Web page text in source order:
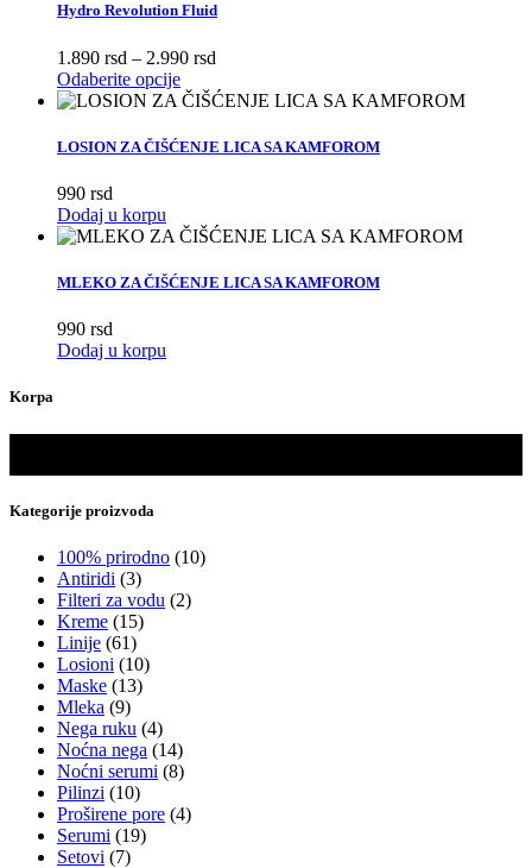
Hydro Revolution Fluid
1.890 rsd – 2.990 rsd
Odaberite opcije
LOSION ZA ČIŠĆENJE LICA SA KAMFOROM
990 rsd
Dodaj u korpu
MLEKO ZA ČIŠĆENJE LICA SA KAMFOROM
990 rsd
Dodaj u korpu
Korpa
Kategorije proizvoda
100% prirodno (10)
Antiridi (3)
Filteri za vodu (2)
Kreme (15)
Linije (61)
Losioni (10)
Maske (13)
Mleka (9)
Nega ruku (4)
Noćna nega (14)
Noćni serumi (8)
Pilinzi (10)
Proširene pore (4)
Serumi (19)
Setovi (7)